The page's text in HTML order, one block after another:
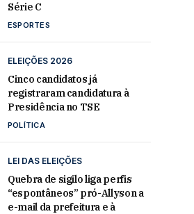
Série C
ESPORTES
ELEIÇÕES 2026
Cinco candidatos já
registraram candidatura à
Presidência no TSE
POLÍTICA
LEI DAS ELEIÇÕES
Quebra de sigilo liga perfis
“espontâneos” pró-Allyson a
e-mail da prefeitura e à